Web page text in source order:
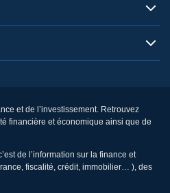
et de l’investissement. Retrouvez
financière et économique ainsi que de
de l’information sur la finance et
fiscalité, crédit, immobilier… ), des